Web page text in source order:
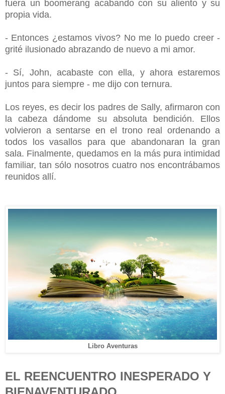
fuera un boomerang acabando con su aliento y su
propia vida.
- Entonces ¿estamos vivos? No me lo puedo creer -
grité ilusionado abrazando de nuevo a mi amor.
- Sí, John, acabaste con ella, y ahora estaremos
juntos para siempre - me dijo con ternura.
Los reyes, es decir los padres de Sally, afirmaron con
la cabeza dándome su absoluta bendición. Ellos
volvieron a sentarse en el trono real ordenando a
todos los vasallos para que abandonaran la gran
sala. Finalmente, quedamos en la más pura intimidad
familiar, tan sólo nosotros cuatro nos encontrábamos
reunidos allí.
Libro Aventuras
EL REENCUENTRO INESPERADO Y